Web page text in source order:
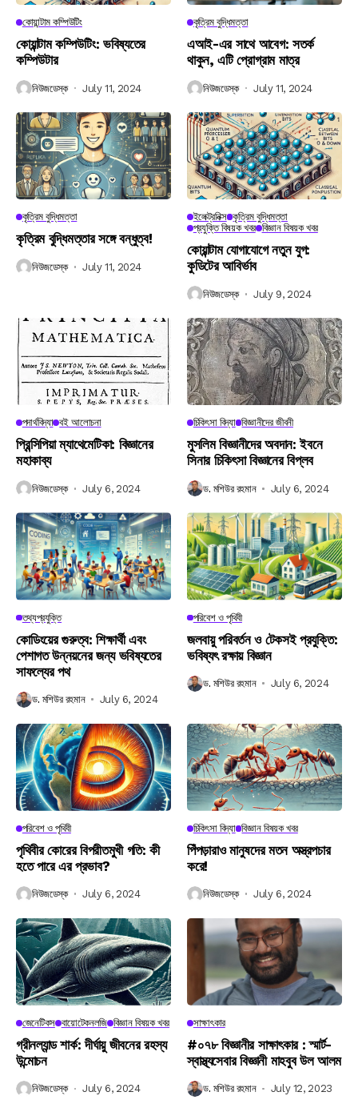
কোয়ান্টাম কম্পিউটিং
কোয়ান্টাম কম্পিউটিং: ভবিষ্যতের
কম্পিউটার
নিউজডেস্ক July 11, 2024
কৃত্রিম বুদ্ধিমত্তা
এআই-এর সাথে আবেগ: সতর্ক
থাকুন, এটি প্রোগ্রাম মাত্র
নিউজডেস্ক July 11, 2024
কৃত্রিম বুদ্ধিমত্তা
কৃত্রিম বুদ্ধিমত্তার সঙ্গে বন্ধুত্ব!
নিউজডেস্ক July 11, 2024
ইলেক্ট্রনিক্স কৃত্রিম বুদ্ধিমত্তা
প্রযুক্তি বিষয়ক খবর বিজ্ঞান বিষয়ক খবর
কোয়ান্টাম যোগাযোগে নতুন যুগ:
কুডিটের আবির্ভাব
নিউজডেস্ক July 9, 2024
পদার্থবিদ্যা বই আলোচনা
প্রিন্সিপিয়া ম্যাথেমেটিকা: বিজ্ঞানের
মহাকাব্য
নিউজডেস্ক July 6, 2024
চিকিৎসা বিদ্যা বিজ্ঞানীদের জীবনী
মুসলিম বিজ্ঞানীদের অবদান: ইবনে
সিনার চিকিৎসা বিজ্ঞানের বিপ্লব
ড. মশিউর রহমান July 6, 2024
তথ্যপ্রযুক্তি
কোডিংয়ের গুরুত্ব: শিক্ষার্থী এবং
পেশাগত উন্নয়নের জন্য ভবিষ্যতের
সাফল্যের পথ
ড. মশিউর রহমান July 6, 2024
পরিবেশ ও পৃথিবী
জলবায়ু পরিবর্তন ও টেকসই প্রযুক্তি:
ভবিষ্যৎ রক্ষায় বিজ্ঞান
ড. মশিউর রহমান July 6, 2024
পরিবেশ ও পৃথিবী
পৃথিবীর কোরের বিপরীতমুখী গতি: কী
হতে পারে এর প্রভাব?
নিউজডেস্ক July 6, 2024
চিকিৎসা বিদ্যা বিজ্ঞান বিষয়ক খবর
পিঁপড়ারাও মানুষদের মতন অস্ত্রপচার
করে!
নিউজডেস্ক July 6, 2024
জেনেটিকস বায়োটেকনলজি বিজ্ঞান বিষয়ক খবর
গ্রীনল্যান্ড শার্ক: দীর্ঘায়ু জীবনের রহস্য
উন্মোচন
নিউজডেস্ক July 6, 2024
সাক্ষাৎকার
#০৭৮ বিজ্ঞানীর সাক্ষাৎকার : স্মার্ট-
স্বাস্থ্যসেবার বিজ্ঞানী মাহবুব উল আলম
ড. মশিউর রহমান July 12, 2023